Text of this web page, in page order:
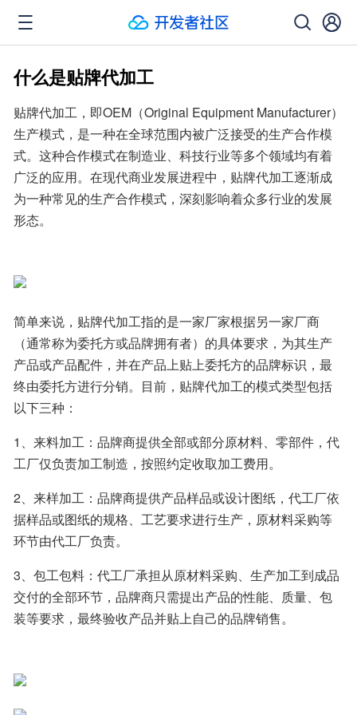
什么是贴牌代加工
贴牌代加工，即OEM（Original Equipment Manufacturer）
生产模式，是一种在全球范围内被广泛接受的生产合作模
式。这种合作模式在制造业、科技行业等多个领域均有着
广泛的应用。在现代商业发展进程中，贴牌代加工逐渐成
为一种常见的生产合作模式，深刻影响着众多行业的发展
形态。
简单来说，贴牌代加工指的是一家厂家根据另一家厂商
（通常称为委托方或品牌拥有者）的具体要求，为其生产
产品或产品配件，并在产品上贴上委托方的品牌标识，最
终由委托方进行分销。目前，贴牌代加工的模式类型包括
以下三种：
1、来料加工：品牌商提供全部或部分原材料、零部件，代
工厂仅负责加工制造，按照约定收取加工费用。
2、来样加工：品牌商提供产品样品或设计图纸，代工厂依
据样品或图纸的规格、工艺要求进行生产，原材料采购等
环节由代工厂负责。
3、包工包料：代工厂承担从原材料采购、生产加工到成品
交付的全部环节，品牌商只需提出产品的性能、质量、包
装等要求，最终验收产品并贴上自己的品牌销售。